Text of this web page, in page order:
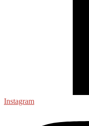
Instagram